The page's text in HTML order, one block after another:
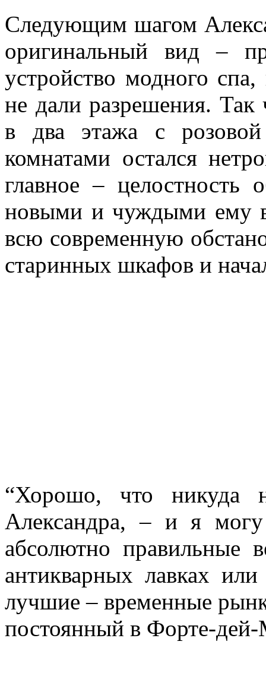
Следующим шагом
оригинальный вид –
устройство модного
не дали разрешения.
в два этажа с
комнатами остался
главное – целостность
новыми и чуждыми ему
всю современную
старинных шкафов и
“Хорошо, что никуда
Александра, – и я могу
абсолютно правильные
антикварных лавках
лучшие – временные
постоянный в Форте-